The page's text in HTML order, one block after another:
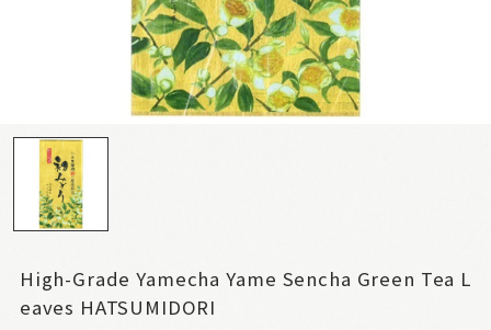
High-Grade Yamecha Yame Sencha Green Tea L
eaves HATSUMIDORI